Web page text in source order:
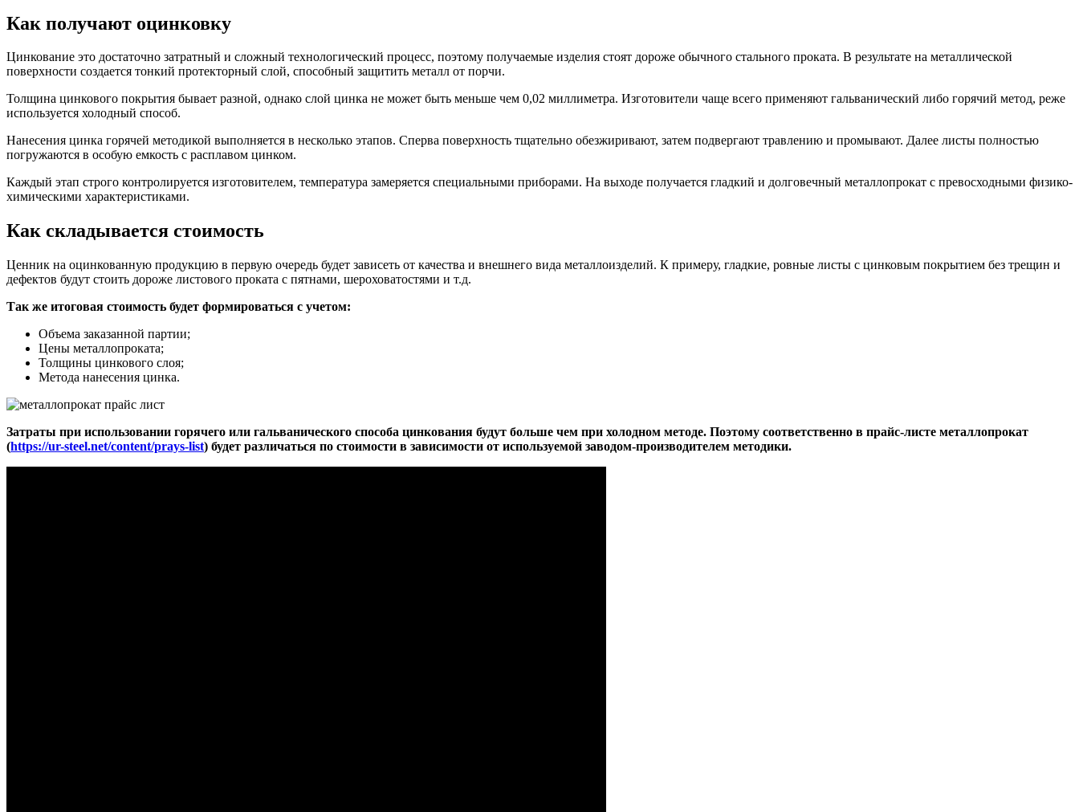
Как получают оцинковку
Цинкование это достаточно затратный и сложный технологический процесс, поэтому получаемые изделия стоят дороже обычного стального проката. В результате на металлической
поверхности создается тонкий протекторный слой, способный защитить металл от порчи.
Толщина цинкового покрытия бывает разной, однако слой цинка не может быть меньше чем 0,02 миллиметра. Изготовители чаще всего применяют гальванический либо горячий метод, реже
используется холодный способ.
Нанесения цинка горячей методикой выполняется в несколько этапов. Сперва поверхность тщательно обезжиривают, затем подвергают травлению и промывают. Далее листы полностью
погружаются в особую емкость с расплавом цинком.
Каждый этап строго контролируется изготовителем, температура замеряется специальными приборами. На выходе получается гладкий и долговечный металлопрокат с превосходными физико-
химическими характеристиками.
Как складывается стоимость
Ценник на оцинкованную продукцию в первую очередь будет зависеть от качества и внешнего вида металлоизделий. К примеру, гладкие, ровные листы с цинковым покрытием без трещин и
дефектов будут стоить дороже листового проката с пятнами, шероховатостями и т.д.
Так же итоговая стоимость будет формироваться с учетом:
Объема заказанной партии;
Цены металлопроката;
Толщины цинкового слоя;
Метода нанесения цинка.
Затраты при использовании горячего или гальванического способа цинкования будут больше чем при холодном методе. Поэтому соответственно в прайс-листе металлопрокат
(https://ur-steel.net/content/prays-list) будет различаться по стоимости в зависимости от используемой заводом-производителем методики.